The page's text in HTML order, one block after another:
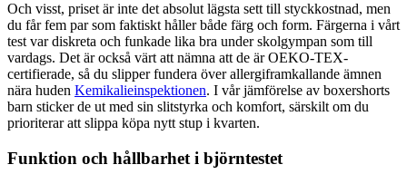
Och visst, priset är inte det absolut lägsta sett till styckkostnad, men
du får fem par som faktiskt håller både färg och form. Färgerna i vårt
test var diskreta och funkade lika bra under skolgympan som till
vardags. Det är också värt att nämna att de är OEKO-TEX-
certifierade, så du slipper fundera över allergiframkallande ämnen
nära huden Kemikalieinspektionen. I vår jämförelse av boxershorts
barn sticker de ut med sin slitstyrka och komfort, särskilt om du
prioriterar att slippa köpa nytt stup i kvarten.
Funktion och hållbarhet i björntestet